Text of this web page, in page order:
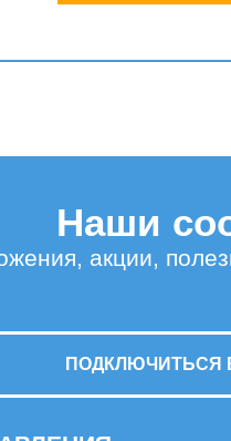
Наши
акции,
ПОДКЛЮЧИТЬСЯ